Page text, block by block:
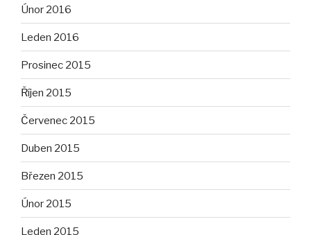
Únor 2016
Leden 2016
Prosinec 2015
Říjen 2015
Červenec 2015
Duben 2015
Březen 2015
Únor 2015
Leden 2015